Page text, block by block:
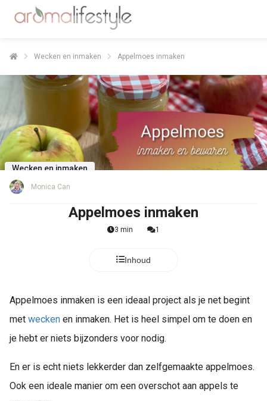
Wecken en inmaken Appelmoes inmaken
Wecken en inmaken
Monica Can
Appelmoes inmaken
3 min 1
Inhoud
Appelmoes inmaken is een ideaal project als je net begint
met wecken en inmaken. Het is heel simpel om te doen en
je hebt er niets bijzonders voor nodig.
En er is echt niets lekkerder dan zelfgemaakte appelmoes.
Ook een ideale manier om een overschot aan appels te